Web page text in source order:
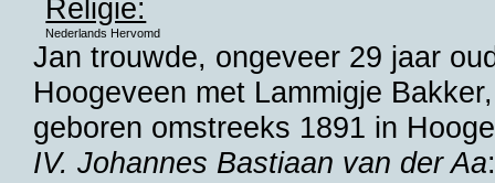
Religie:
Nederlands Hervomd
Jan trouwde, ongeveer 29 jaar
Hoogeveen met Lammigje Bakker
geboren omstreeks 1891 in
IV. Johannes Bastiaan van der Aa